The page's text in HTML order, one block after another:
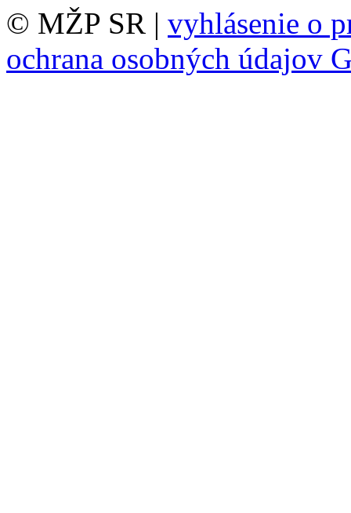
© MŽP SR | vyhlásenie o
ochrana osobných údajov